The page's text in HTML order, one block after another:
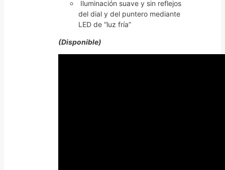
Iluminación suave y sin reflejos
del dial y del puntero mediante
LED de “luz fría”
(Disponible)